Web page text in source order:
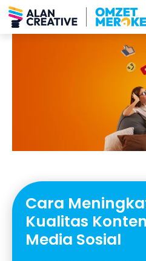
Cara
Kualitas
Media Sosial